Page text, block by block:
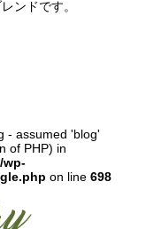
ンドです。
- assumed 'blog'
of PHP) in
wp-
on line698